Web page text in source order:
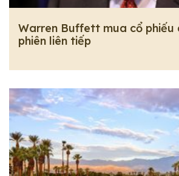
Warren Buffett mua cổ phiếu
phiên liên tiếp